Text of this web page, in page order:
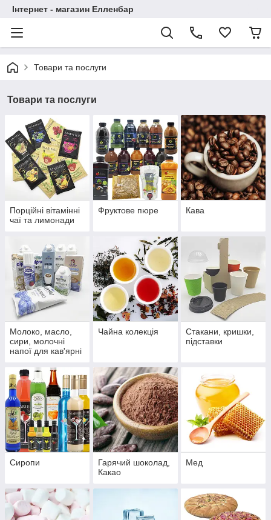
Інтернет - магазин Елленбар
Товари та послуги
Товари та послуги
Порційні вітамінні
чаї та лимонади
Фруктове пюре Кава
Молоко, масло,
сири, молочні
напої для кав'ярні
Чайна колекція
Стакани, кришки,
підставки
Сиропи
Гарячий шоколад,
Какао
Мед